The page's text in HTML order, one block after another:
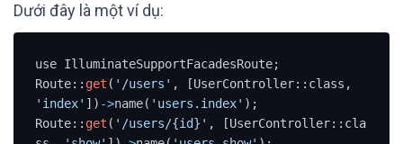
Dưới đây là một ví dụ:
use IlluminateSupportFacadesRoute;
Route:: get ( '/users'
'index' ]) ->name( 'users.index' );
Route:: get ( '/users/{id}' , [UserController::cla